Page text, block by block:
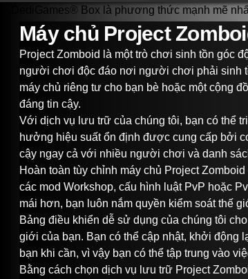
Máy chủ Project
Project Zomboid là một trò chơi sinh tồn góc
người chơi độc đáo nơi người chơi phải sinh
máy chủ riêng tư cho bạn bè hoặc một cộng
đáng tin cậy.
Với dịch vụ lưu trữ của chúng tôi, bạn có thể
hưởng hiệu suất ổn định được cung cấp bởi
cậy ngay cả với nhiều người chơi và danh
Hoàn toàn tùy chỉnh máy chủ Project
các mod Workshop, cấu hình luật PvP hoặc
mái hơn, bạn luôn nắm quyền kiểm soát thế
Bảng điều khiển dễ sử dụng của chúng tôi
giới của bạn. Bạn có thể cập nhật, khởi động
bạn khi cần, vì vậy bạn có thể tập trung vào
Bằng cách chọn dịch vụ lưu trữ Project